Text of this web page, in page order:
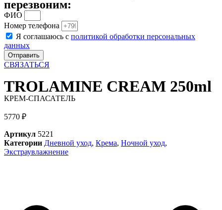
перезвоним:
ФИО
Номер телефона
Я соглашаюсь с политикой обработки персональных
данных
Отправить
СВЯЗАТЬСЯ
TROLAMINE CREAM 250ml
КРЕМ-СПАСАТЕЛЬ
5770 ₽
Артикул 5221
Категории Дневной уход, Крема, Ночной уход,
Экстраувлажнение